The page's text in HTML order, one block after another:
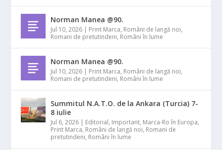
Norman Manea @90.
Jul 10, 2026 | Print Marca, Români de langă noi,
Romani de pretutindeni, Români în lume
Norman Manea @90.
Jul 10, 2026 | Print Marca, Români de langă noi,
Romani de pretutindeni, Români în lume
Summitul N.A.T.O. de la Ankara (Turcia) 7-
8 iulie
Jul 6, 2026 | Editorial, Important, Marca-Ro în Europa,
Print Marca, Români de langă noi, Romani de
pretutindeni, Români în lume